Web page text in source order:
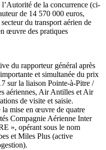
de la concurrence (ci-
de 14 570 000 euros,
du transport aérien de
œuvre des pratiques
du rapporteur général après
et simultanée du prix
sur la liaison Pointe-à-Pitre /
aériennes, Air Antilles et Air
de visite et saisie.
la mise en œuvre de quatre
Compagnie Aérienne Inter
», opérant sous le nom
et Miles Plus (active